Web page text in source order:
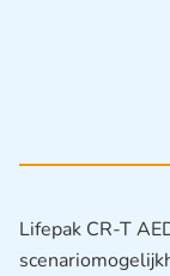
Lifepak CR-T